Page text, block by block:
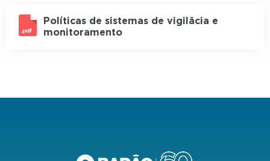
Políticas de sistemas de vigilâcia e
monitoramento